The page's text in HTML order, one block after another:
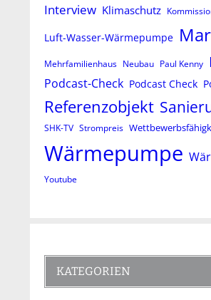
Interview Klimaschutz
Luft-Wasser-Wärmepumpe
Mehrfamilienhaus Neubau Paul Kenny
Podcast-Check Podcast Check
Referenzobjekt
SHK-TV Strompreis
Wärmepumpe
Youtube
KATEGORIEN